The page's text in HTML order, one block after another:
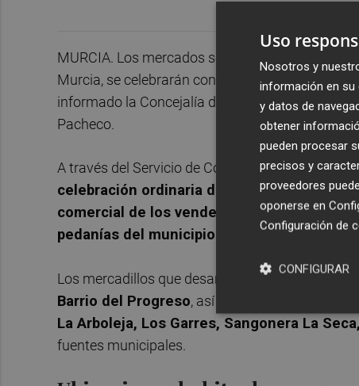
MURCIA. Los mercados semanales previstos
Murcia, se celebrarán con total normalidad en
informado la Concejalía de Turismo, Comercio
Pacheco.
A través del Servicio de Comercio, Consumo,
celebración ordinaria de estos mercados
comercial de los vendedores como el
pedanías del municipio
Los mercadillos que desarrollarán su actividad
Barrio del Progreso, así como en nueve
La Arboleja, Los Garres, Sangonera La
fuentes municipales.
Uso
Nosotros y
información en su
y datos de
obtener
pueden procesar
precisos y
proveedores
oponerse en
Configuración de
CONFIGURAR